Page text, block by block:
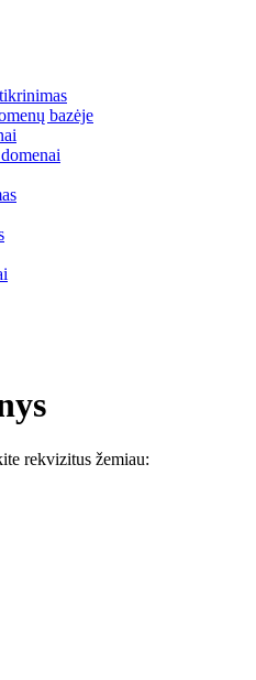
bazėje
rekvizitus žemiau: